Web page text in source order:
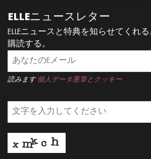
ELLEニュースレター
ELLEニュースと特典を知らせてくれ
購読する。
読みます 個人データ憲章とクッキー